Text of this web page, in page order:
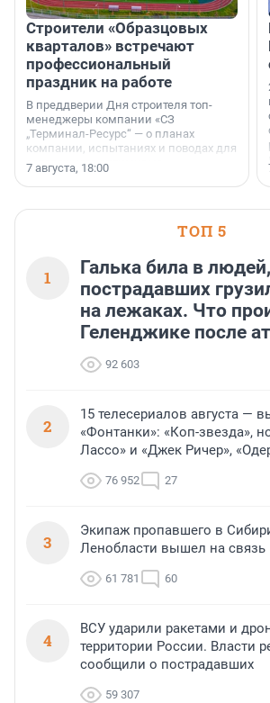
Строители «Образцовых
кварталов» встречают
профессиональный
праздник на работе
В преддверии Дня строителя топ-
менеджеры компании «СЗ
„Терминал-Ресурс“ — о планах
компании, испытаниях и поводах для
осторожного оптимизма.
7 августа, 18:00
ТОП 5
1
Галька била в людей,
пострадавших
на лежаках. Что
Геленджике после
92 603
2
15 телесериалов августа —
«Фонтанки»: «Коп-звезда»,
Лассо» и «Джек Ричер»,
76 952 27
3
Экипаж пропавшего в
Ленобласти вышел на связь
61 781 60
4
ВСУ ударили ракетами и
территории России. Власти
сообщили о пострадавших
59 307